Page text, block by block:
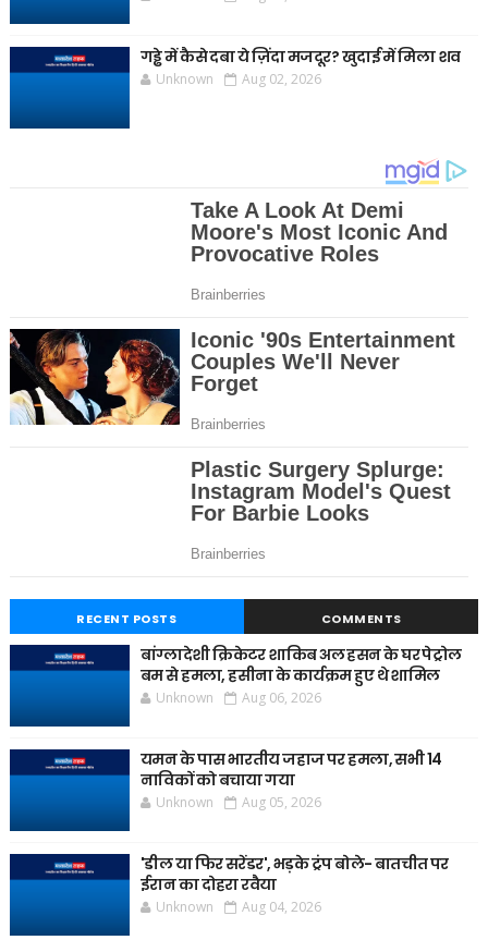
गड्ढे में कैसे दबा ये ज़िंदा मजदूर? खुदाई में मिला शव
Unknown Aug 02, 2026
RECENT POSTS COMMENTS
बांग्लादेशी क्रिकेटर शाकिब अल हसन के घर पेट्रोल
बम से हमला, हसीना के कार्यक्रम हुए थे शामिल
Unknown Aug 06, 2026
यमन के पास भारतीय जहाज पर हमला, सभी 14
नाविकों को बचाया गया
Unknown Aug 05, 2026
'डील या फिर सरेंडर', भड़के ट्रंप बोले- बातचीत पर
ईरान का दोहरा रवैया
Unknown Aug 04, 2026